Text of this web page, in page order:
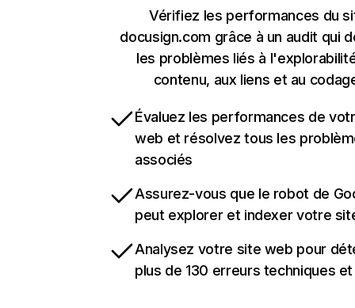
Vérifiez les performances du
docusign.com grâce à un audit qui
les problèmes liés à
contenu, aux liens et au
Évaluez les performances de
web et résolvez tous les
associés
Assurez-vous que le robot de
peut explorer et indexer votre
Analysez votre site web pour
plus de 130 erreurs techniques et